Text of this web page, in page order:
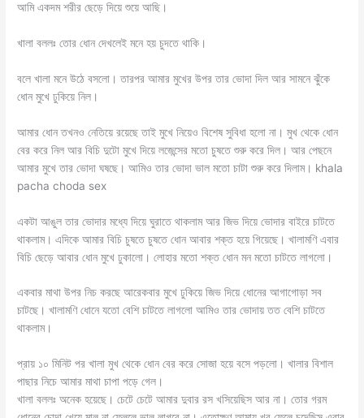
আমি একদম শরীর ছেড়ে দিয়ে শুয়ে আছি।
খালা বললঃ তোর ধোন দেখলেই মনে হয় চুদতে থাকি।
বলে খালা মনে উঠে বসলো। তারপর আমার মুখের উপর তার ভোদা দিল আর সামনে ঝুঁকে
ধোন মুখে ঢুকিয়ে নিল।
আমার ধোন তখনও নেতিয়ে রয়েছে তাই মুখে নিয়েও বিশেষ সুবিধা হলো না। মুখ থেকে ধোন
বের করে নিল আর বিচি দুটো মুখে দিয়ে লজেন্সের মতো চুষতে শুরু করে দিল। আর পেছনে
আমার মুখে তার ভোদা ঘষছে। আমিও তার ভোদা ভাল মতো চাটা শুরু করে দিলাম। khala
pacha choda sex
একটা আঙুল তার ভোদার মধ্যে দিয়ে ঘুরাতে থাকলাম আর জিভ দিয়ে ভোদার বাইরে চাটতে
থাকলাম। এদিকে আমার বিচি চুষতে চুষতে ধোন আবার শক্ত হয়ে গিয়েছে। খালামণি এবার
বিচি ছেড়ে আবার ধোন মুখে ঢুকালো। লোহার মতো শক্ত ধোন মন মতো চাটতে লাগলো।
একবার মাথা উপর নিচ করছে আরেকবার মুখে ঢুকিয়ে জিভ দিয়ে ধোনের আগাগোড়া সব
চাটছে। খালামণি ধোনে যতো বেশি চাটতে লাগলো আমিও তার ভোদায় তত বেশি চাটতে
থাকলাম।
প্রায় ১০ মিনিট পর খালা মুখ থেকে ধোন বের করে সোজা হয়ে বসে পড়লো। খালার বিশাল
পাছার নিচে আমার মাথা চাপা পড়ে গেল।
খালা বললঃ অনেক হয়েছে। চেটে চেটে আমার দুবার রস খসিয়েছিস আর না। তোর গরম